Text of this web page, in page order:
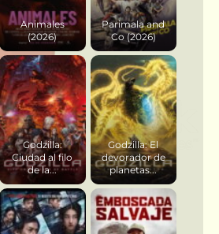
Animales
(2026)
Parimala and
Co (2026)
Godzilla:
Ciudad al filo
de la...
Godzilla: El
devorador de
planetas...